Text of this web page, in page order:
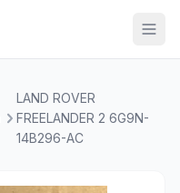
LAND ROVER
FREELANDER 2 6G9N-
14B296-AC